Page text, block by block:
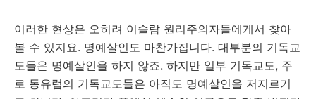
이러한 현상은 오히려 이슬람 원리주의자들에게서 찾아
볼 수 있지요. 명예살인도 마찬가집니다. 대부분의 기독교
도들은 명예살인을 하지 않죠. 하지만 일부 기독교도, 주
로 동유럽의 기독교도들은 아직도 명예살인을 저지르기